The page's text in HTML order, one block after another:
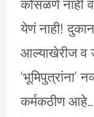
कोसळणे नाही
येणं नाही!
आल्याखेरीज व
‘भूमिपुत्रांना’
कर्मकठीण